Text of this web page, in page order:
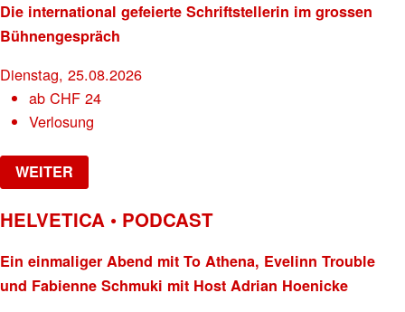
Die international gefeierte Schriftstellerin im grossen
Bühnengespräch
Dienstag, 25.08.2026
abCHF 24
Verlosung
WEITER
HELVETICA • PODCAST
Ein einmaliger Abend mit To Athena, Evelinn Trouble
und Fabienne Schmuki mit Host Adrian Hoenicke